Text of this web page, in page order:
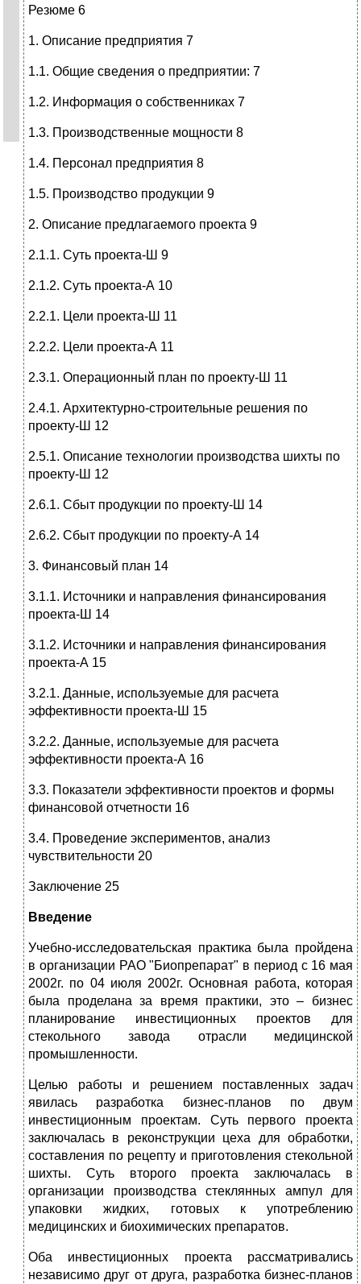
Резюме 6
1. Описание предприятия 7
1.1. Общие сведения о предприятии: 7
1.2. Информация о собственниках 7
1.3. Производственные мощности 8
1.4. Персонал предприятия 8
1.5. Производство продукции 9
2. Описание предлагаемого проекта 9
2.1.1. Суть проекта-Ш 9
2.1.2. Суть проекта-А 10
2.2.1. Цели проекта-Ш 11
2.2.2. Цели проекта-А 11
2.3.1. Операционный план по проекту-Ш 11
2.4.1. Архитектурно-строительные решения по
проекту-Ш 12
2.5.1. Описание технологии производства шихты по
проекту-Ш 12
2.6.1. Сбыт продукции по проекту-Ш 14
2.6.2. Сбыт продукции по проекту-А 14
3. Финансовый план 14
3.1.1. Источники и направления финансирования
проекта-Ш 14
3.1.2. Источники и направления финансирования
проекта-А 15
3.2.1. Данные, используемые для расчета
эффективности проекта-Ш 15
3.2.2. Данные, используемые для расчета
эффективности проекта-А 16
3.3. Показатели эффективности проектов и формы
финансовой отчетности 16
3.4. Проведение экспериментов, анализ
чувствительности 20
Заключение 25
Введение
Учебно-исследовательская практика была пройдена
в организации РАО "Биопрепарат" в период с 16 мая
2002г. по 04 июля 2002г. Основная работа, которая
была проделана за время практики, это – бизнес
планирование инвестиционных проектов для
стекольного завода отрасли медицинской
промышленности.
Целью работы и решением поставленных задач
явилась разработка бизнес-планов по двум
инвестиционным проектам. Суть первого проекта
заключалась в реконструкции цеха для обработки,
составления по рецепту и приготовления стекольной
шихты. Суть второго проекта заключалась в
организации производства стеклянных ампул для
упаковки жидких, готовых к употреблению
медицинских и биохимических препаратов.
Оба инвестиционных проекта рассматривались
независимо друг от друга, разработка бизнес-планов